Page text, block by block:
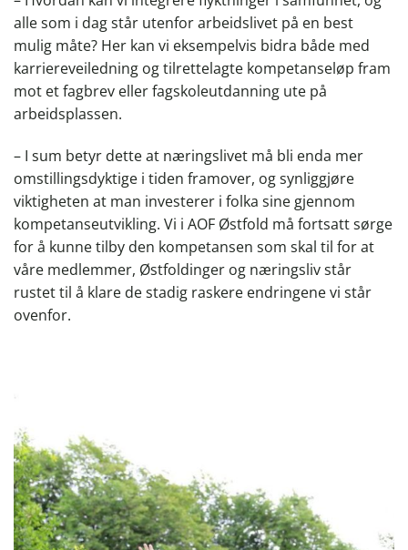
alle som i dag står utenfor arbeidslivet på en best
mulig måte? Her kan vi eksempelvis bidra både med
karriereveiledning og tilrettelagte kompetanseløp fram
mot et fagbrev eller fagskoleutdanning ute på
arbeidsplassen.
– I sum betyr dette at næringslivet må bli enda mer
omstillingsdyktige i tiden framover, og synliggjøre
viktigheten at man investerer i folka sine gjennom
kompetanseutvikling. Vi i AOF Østfold må fortsatt sørge
for å kunne tilby den kompetansen som skal til for at
våre medlemmer, Østfoldinger og næringsliv står
rustet til å klare de stadig raskere endringene vi står
ovenfor.